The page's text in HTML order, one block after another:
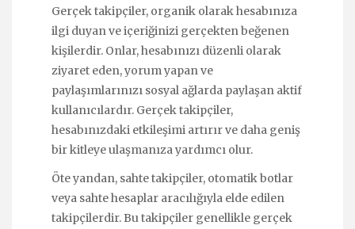
Gerçek takipçiler, organik olarak hesabınıza
ilgi duyan ve içeriğinizi gerçekten beğenen
kişilerdir. Onlar, hesabınızı düzenli olarak
ziyaret eden, yorum yapan ve
paylaşımlarınızı sosyal ağlarda paylaşan aktif
kullanıcılardır. Gerçek takipçiler,
hesabınızdaki etkileşimi artırır ve daha geniş
bir kitleye ulaşmanıza yardımcı olur.
Öte yandan, sahte takipçiler, otomatik botlar
veya sahte hesaplar aracılığıyla elde edilen
takipçilerdir. Bu takipçiler genellikle gerçek